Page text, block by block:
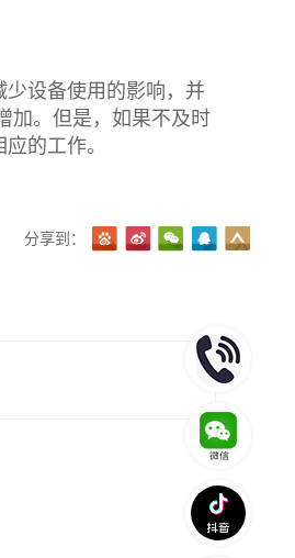
设备使用的影响，并
加。但是，如果不及时
的工作。